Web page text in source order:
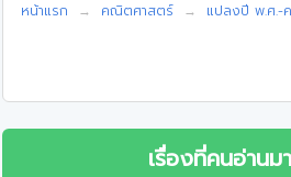
หน้าแรก คณิตศาสตร์ แปลงปี พ.ศ.-
เรื่องที่คนอ่าน